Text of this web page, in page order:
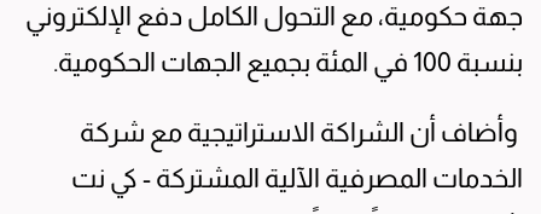
جهة حكومية، مع التحول الكامل دفع الإلكتروني
بنسبة 100 في المئة بجميع الجهات الحكومية.
وأضاف أن الشراكة الاستراتيجية مع شركة
الخدمات المصرفية الآلية المشتركة - كي نت